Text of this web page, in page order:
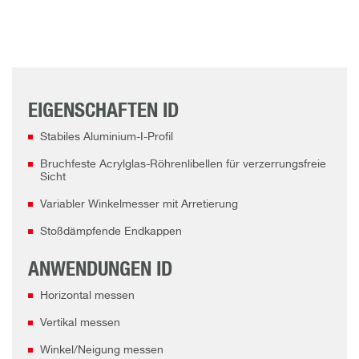
EIGENSCHAFTEN ID
Stabiles Aluminium-I-Profil
Bruchfeste Acrylglas-Röhrenlibellen für verzerrungsfreie
Sicht
Variabler Winkelmesser mit Arretierung
Stoßdämpfende Endkappen
ANWENDUNGEN ID
Horizontal messen
Vertikal messen
Winkel/Neigung messen